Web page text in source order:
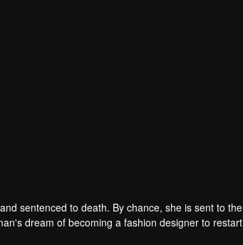
sentenced to death. By chance, she is sent to the
dream of becoming a fashion designer to restart
genuinely attracted to this profession, breaking free